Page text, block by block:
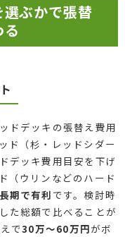
ぶかで張替
ドデッキの張替え費用
ド（杉・レッドシダー
デッキ費用目安を下げ
（ウリンなどのハード
期で有利 です。検討時
た総額で比べることが
で30万〜60万円がボ